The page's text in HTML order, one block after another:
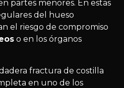
partes menores. En estas
del hueso
el riesgo de compromiso
o en los órganos
fractura de costilla
en uno de los